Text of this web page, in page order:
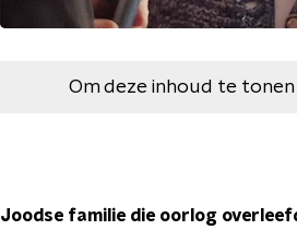
Om deze inhoud te
Joodse familie die oorlog